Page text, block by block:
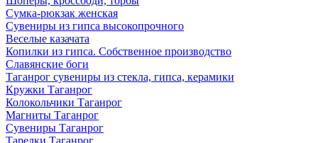
Сумка-рюкзак женская
Сувениры из гипса высокопрочного
Веселые казачата
Копилки из гипса. Собственное производство
Славянские боги
Таганрог сувениры из стекла, гипса, керамики
Кружки Таганрог
Колокольчики Таганрог
Магниты Таганрог
Сувениры Таганрог
Тарелки Таганрог